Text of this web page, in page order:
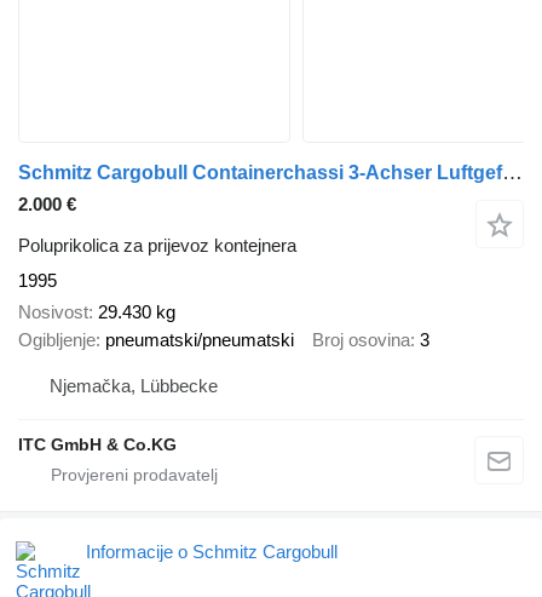
Schmitz Cargobull Containerchassi 3-Achser Luftgefedert ABS
2.000 €
Poluprikolica za prijevoz kontejnera
1995
Nosivost 29.430 kg
Ogibljenje pneumatski/pneumatski Broj osovina 3
Njemačka, Lübbecke
ITC GmbH & Co.KG
Informacije o Schmitz Cargobull